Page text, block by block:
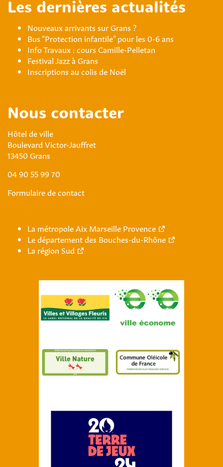
Les dernières actualités
Nouveaux arrivants sur Grans ?
Bus “Protection infantile” pour les 0-6 ans
Info Travaux : cours Camille-Pelletan
Festival Jazz à Grans
Inscriptions au colis de Noël
Nous contacter
Hôtel de ville
Boulevard Victor-Jauffret
13450 Grans
04 90 55 99 70
Formulaire de contact
La métropole Aix Marseille Provence
Le département des Bouches-du-Rhône
La région Sud